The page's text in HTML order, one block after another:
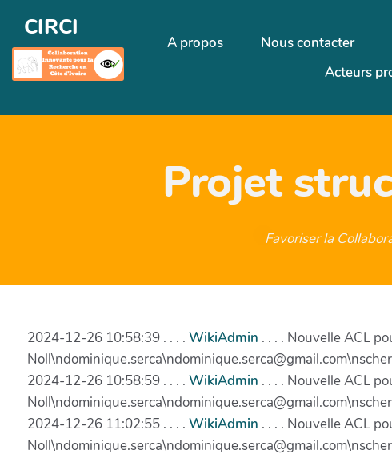
CIRCI
A propos Nous contacter
Acteurs
Projet
Favoriser la
2024-12-26 10:58:39 . . . . WikiAdmin . . . . Nouvelle ACL
2024-12-26 10:58:59 . . . . WikiAdmin . . . . Nouvelle ACL
2024-12-26 11:02:55 . . . . WikiAdmin . . . . Nouvelle ACL